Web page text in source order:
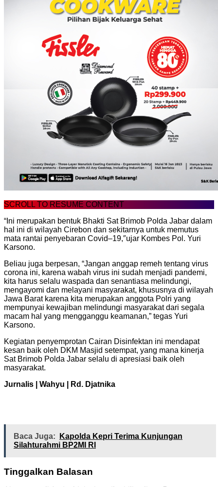
SCROLL TO RESUME CONTENT
“Ini merupakan bentuk Bhakti Sat Brimob Polda Jabar dalam
hal ini di wilayah Cirebon dan sekitarnya untuk memutus
mata rantai penyebaran Covid–19,″ujar Kombes Pol. Yuri
Karsono.
Beliau juga berpesan, “Jangan anggap remeh tentang virus
corona ini, karena wabah virus ini sudah menjadi pandemi,
kita harus selalu waspada dan senantiasa melindungi,
mengayomi dan melayani masyarakat, khususnya di wilayah
Jawa Barat karena kita merupakan anggota Polri yang
mempunyai kewajiban melindungi masyarakat dari segala
macam hal yang mengganggu keamanan,” tegas Yuri
Karsono.
Kegiatan penyemprotan Cairan Disinfektan ini mendapat
kesan baik oleh DKM Masjid setempat, yang mana kinerja
Sat Brimob Polda Jabar selalu di apresiasi baik oleh
masyarakat.
Jurnalis | Wahyu | Rd. Djatnika
Baca Juga:
Kapolda Kepri Terima Kunjungan
Silahturahmi BP2MI RI
Tinggalkan Balasan